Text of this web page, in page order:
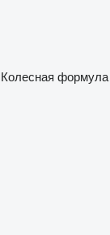
Колесная формула